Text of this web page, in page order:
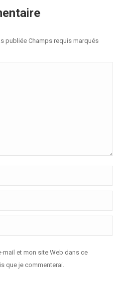
publiée Champs requis marqués
mail et mon site Web dans ce
que je commenterai.